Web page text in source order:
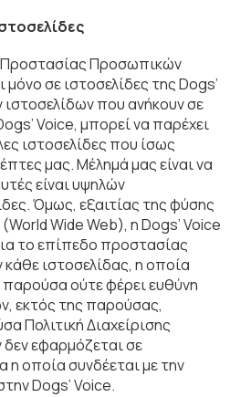
Προστασίας Προσωπικών
σε ιστοσελίδες της Dogs’
που ανήκουν σε
Voice, μπορεί να παρέχει
ιστοσελίδες που ίσως
μας. Μέλημά μας είναι να
είναι υψηλών
Όμως, εξαιτίας της φύσης
Wide Web), η Dogs’ Voice
το επίπεδο προστασίας
ιστοσελίδας, η οποία
παρούσα ούτε φέρει ευθύνη
εκτός της παρούσας,
Πολιτική Διαχείρισης
εφαρμόζεται σε
οποία συνδέεται με την
Dogs’ Voice.